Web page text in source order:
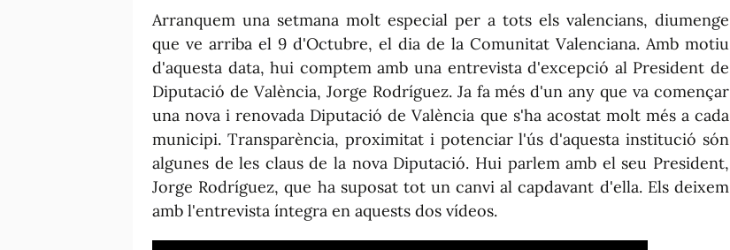
Arranquem una setmana molt especial per a tots els valencians, diumenge
que ve arriba el 9 d'Octubre, el dia de la Comunitat Valenciana. Amb motiu
d'aquesta data, hui comptem amb una entrevista d'excepció al President de
Diputació de València, Jorge Rodríguez. Ja fa més d'un any que va començar
una nova i renovada Diputació de València que s'ha acostat molt més a cada
municipi. Transparència, proximitat i potenciar l'ús d'aquesta institució són
algunes de les claus de la nova Diputació. Hui parlem amb el seu President,
Jorge Rodríguez, que ha suposat tot un canvi al capdavant d'ella. Els deixem
amb l'entrevista íntegra en aquests dos vídeos.